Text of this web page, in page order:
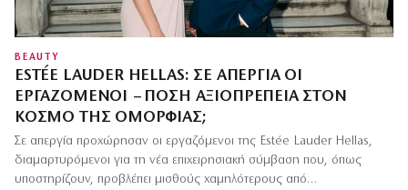
BEAUTY
ESTÉE LAUDER HELLAS: ΣΕ ΑΠΕΡΓΊΑ ΟΙ
ΕΡΓΑΖΌΜΕΝΟΙ – ΠΌΣΗ ΑΞΙΟΠΡΈΠΕΙΑ ΣΤΟΝ
ΚΌΣΜΟ ΤΗΣ ΟΜΟΡΦΙΆΣ;
Σε απεργία προχώρησαν οι εργαζόμενοι της Estée Lauder Hellas,
διαμαρτυρόμενοι για τη νέα επιχειρησιακή σύμβαση που, όπως
υποστηρίζουν, προβλέπει μισθούς χαμηλότερους από…